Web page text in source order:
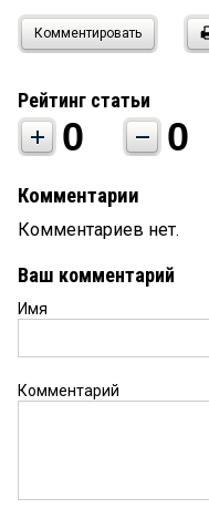
Комментировать
Рейтинг статьи
0 0
Комментарии
Комментариев нет.
Ваш комментарий
Имя
Комментарий